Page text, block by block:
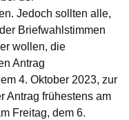
Jedoch sollten alle,
Briefwahlstimmen
wollen, die
Antrag
4. Oktober 2023, zur
Antrag frühestens am
Freitag, dem 6.